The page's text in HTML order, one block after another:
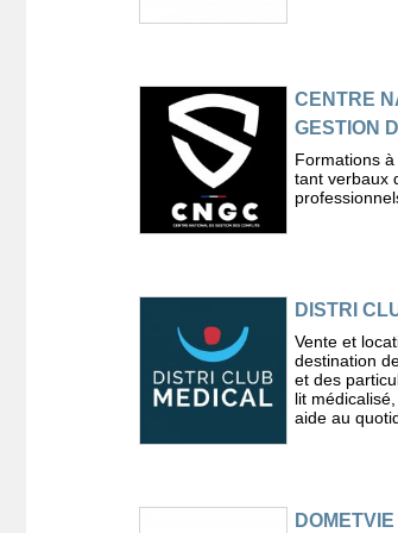
CENTRE
GESTION
Formations
tant verbaux
DISTRI
Vente et
destination
et des
lit
aide au
DOMETVIE